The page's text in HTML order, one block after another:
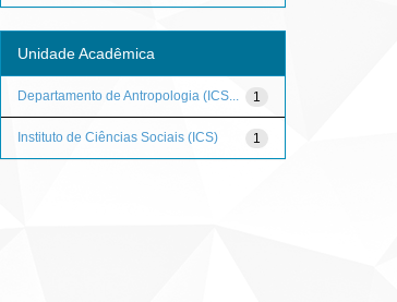
Unidade Acadêmica
1
Departamento de Antropologia (ICS...
1
Instituto de Ciências Sociais (ICS)